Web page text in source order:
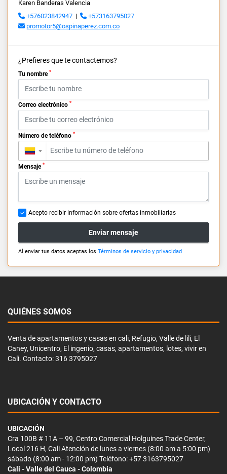
Karen Banderas Valencia
+576023842947 |
+573163795027
promotor5@ospinaperez.com.co
¿Prefieres que te contactemos?
Tu nombre *
Correo electrónico *
Número de teléfono *
▼
Mensaje *
Acepto recibir información sobre ofertas inmobiliarias
Enviar mensaje
Al enviar tus datos aceptas los Términos de servicio y privacidad
QUIÉNES SOMOS
Venta de apartamentos y casas en cali, Refugio, Valle de lili, El
Caney, Unicentro, El ingenio, casas, apartamentos, lotes, vivir en
Cali. Contacto: 316 3795027
UBICACIÓN Y CONTACTO
UBICACIÓN
Cra 100B # 11A – 99, Centro Comercial Holguines Trade Center,
Local 216 H, Cali Atención de lunes a viernes (8:00 am a 5:00 pm)
sábado (8:00 am - 12:00 pm) Teléfono: +57 3163795027
Cali - Valle del Cauca - Colombia